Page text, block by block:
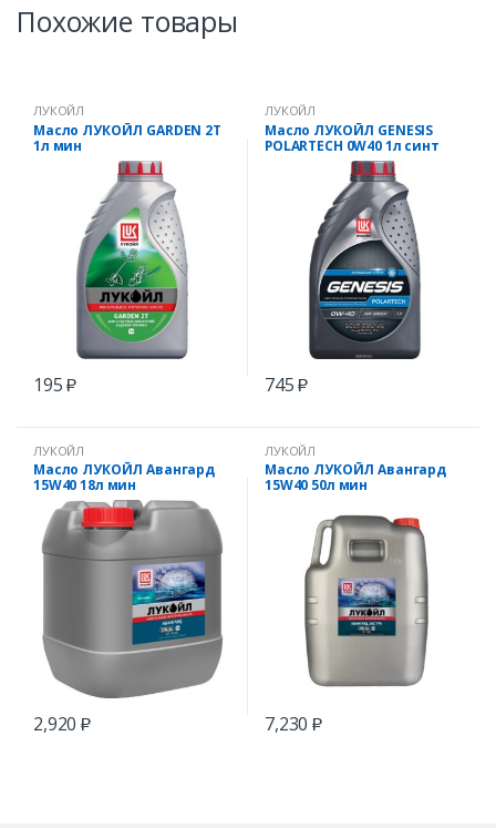
Похожие товары
ЛУКОЙЛ
Масло ЛУКОЙЛ GARDEN 2Т
1л мин
195₽
ЛУКОЙЛ
Масло ЛУКОЙЛ GENESIS
POLARTECH 0W40 1л синт
745₽
ЛУКОЙЛ
Масло ЛУКОЙЛ Авангард
15W40 18л мин
2,920₽
ЛУКОЙЛ
Масло ЛУКОЙЛ Авангард
15W40 50л мин
7,230₽